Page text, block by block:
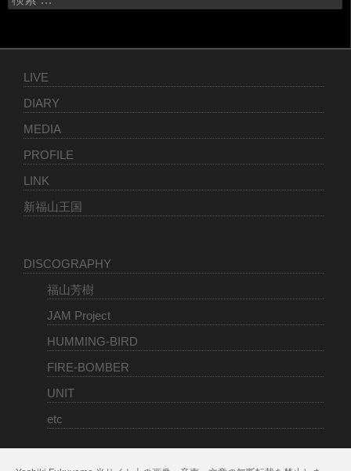
LIVE
DIARY
MEDIA
PROFILE
LINK
新福山王国
DISCOGRAPHY
福山芳樹
JAM Project
HUMMING-BIRD
FIRE-BOMBER
UNIT
etc